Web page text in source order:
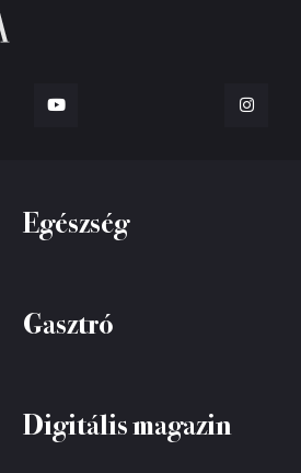
Egészség
Gasztró
Digitális magazin